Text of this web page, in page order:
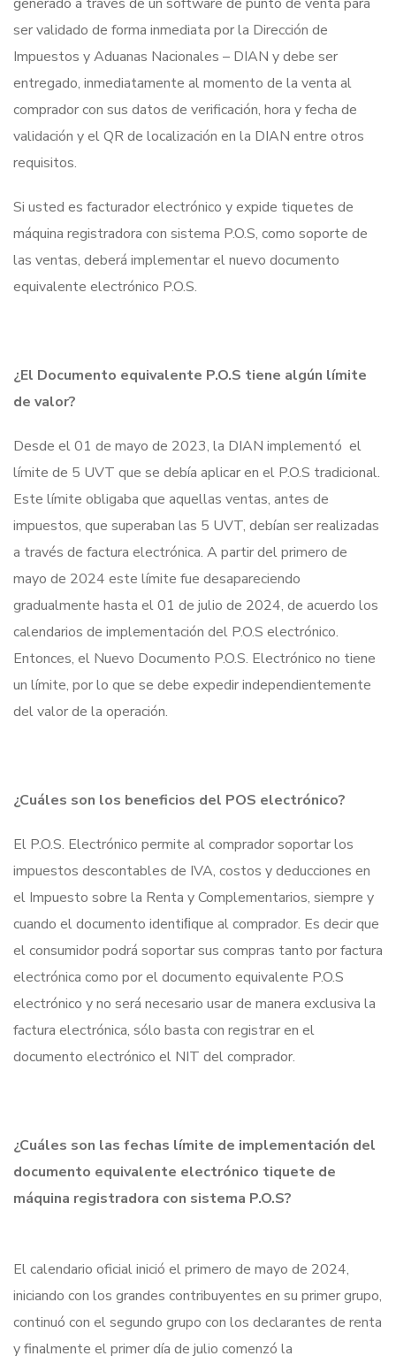
ser validado de forma inmediata por la Dirección de
Impuestos y Aduanas Nacionales – DIAN y debe ser
entregado, inmediatamente al momento de la venta al
comprador con sus datos de verificación, hora y fecha de
validación y el QR de localización en la DIAN entre otros
requisitos.
Si usted es facturador electrónico y expide tiquetes de
máquina registradora con sistema P.O.S, como soporte de
las ventas, deberá implementar el nuevo documento
equivalente electrónico P.O.S.
¿El Documento equivalente P.O.S tiene algún límite
de valor?
Desde el 01 de mayo de 2023, la DIAN implementó el
límite de 5 UVT que se debía aplicar en el P.O.S tradicional.
Este límite obligaba que aquellas ventas, antes de
impuestos, que superaban las 5 UVT, debían ser realizadas
a través de factura electrónica. A partir del primero de
mayo de 2024 este límite fue desapareciendo
gradualmente hasta el 01 de julio de 2024, de acuerdo los
calendarios de implementación del P.O.S electrónico.
Entonces, el Nuevo Documento P.O.S. Electrónico no tiene
un límite, por lo que se debe expedir independientemente
del valor de la operación.
¿Cuáles son los beneficios del POS electrónico?
El P.O.S. Electrónico permite al comprador soportar los
impuestos descontables de IVA, costos y deducciones en
el Impuesto sobre la Renta y Complementarios, siempre y
cuando el documento identiﬁque al comprador. Es decir que
el consumidor podrá soportar sus compras tanto por factura
electrónica como por el documento equivalente P.O.S
electrónico y no será necesario usar de manera exclusiva la
factura electrónica, sólo basta con registrar en el
documento electrónico el NIT del comprador.
¿Cuáles son las fechas límite de implementación del
documento equivalente electrónico tiquete de
máquina registradora con sistema P.O.S?
El calendario oficial inició el primero de mayo de 2024,
iniciando con los grandes contribuyentes en su primer grupo,
continuó con el segundo grupo con los declarantes de renta
y finalmente el primer día de julio comenzó la